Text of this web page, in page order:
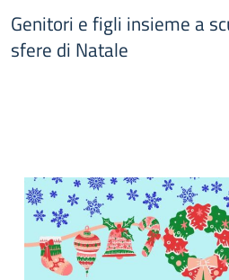
Genitori e figli insieme a
sfere di Natale